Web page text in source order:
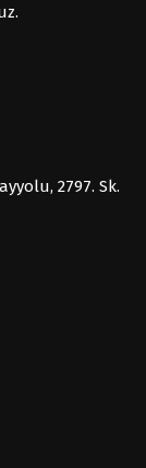
2797. Sk.